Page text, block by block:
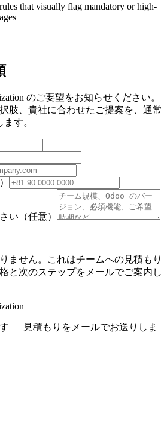
that visually flag mandatory or high-
のご要望をお知らせください。
肢、貴社に合わせたご提案を、通常
す。
い（任意）
ません。これはチームへの見積もり
と次のステップをメールでご案内し
— 見積もりをメールでお送りしま